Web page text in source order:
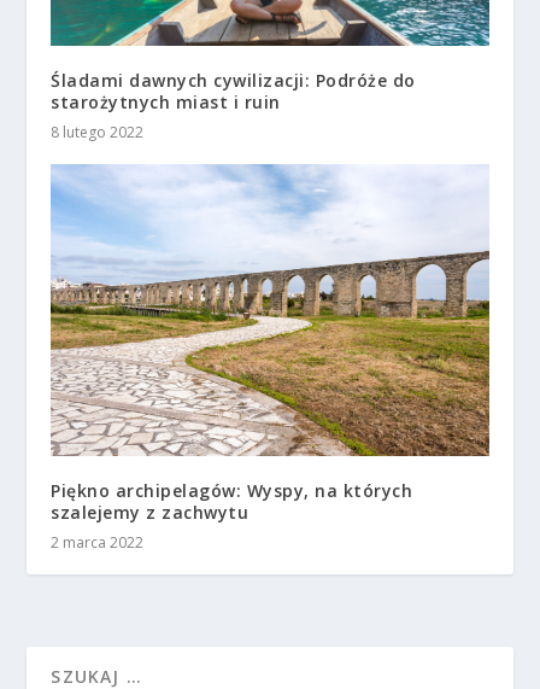
Śladami dawnych cywilizacji: Podróże do
starożytnych miast i ruin
8 lutego 2022
Piękno archipelagów: Wyspy, na których
szalejemy z zachwytu
2 marca 2022